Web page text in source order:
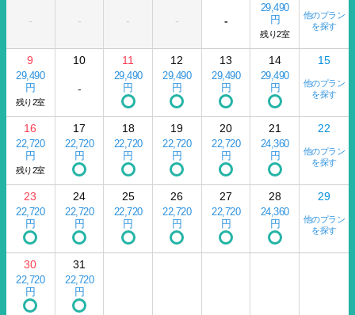
- - - - -
29,490
円
残り2室
他のプラン
を探す
9
29,490
円
残り2室
10
-
11
29,490
円
12
29,490
円
13
29,490
円
14
29,490
円
15
他のプラン
を探す
16
22,720
円
残り2室
17
22,720
円
18
22,720
円
19
22,720
円
20
22,720
円
21
24,360
円
22
他のプラン
を探す
23
22,720
円
24
22,720
円
25
22,720
円
26
22,720
円
27
22,720
円
28
24,360
円
29
他のプラン
を探す
30
22,720
円
31
22,720
円